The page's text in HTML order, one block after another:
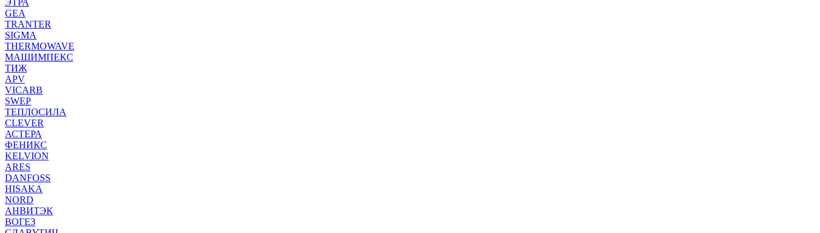
ЭТРА
GEA
TRANTER
SIGMA
THERMOWAVE
МАШИМПЕКС
ТИЖ
APV
VICARB
SWEP
ТЕПЛОСИЛА
CLEVER
АСТЕРА
ФЕНИКС
KELVION
ARES
DANFOSS
HISAKA
NORD
АНВИТЭК
ВОГЕЗ